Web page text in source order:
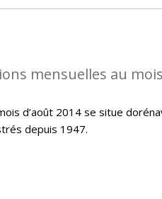
mensuelles au
d’août 2014 se situe
depuis 1947.